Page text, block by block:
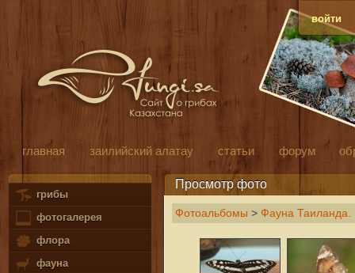
войти
главная заилийский алатау статьи форум
грибы
фотогалерея
флора
фауна
Просмотр фото
Фотоальбомы > Фауна Таиланда.